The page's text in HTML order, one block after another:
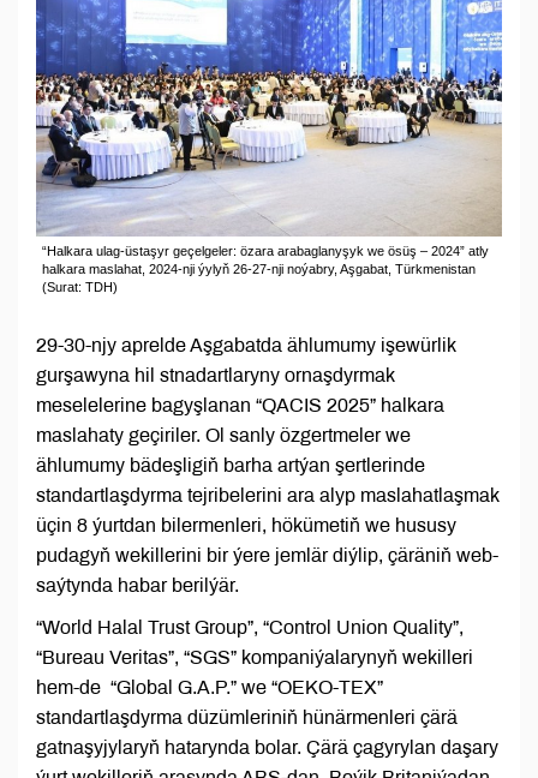
“Halkara ulag-üstaşyr geçelgeler: özara arabaglanyşyk we ösüş – 2024” atly
halkara maslahat, 2024-nji ýylyň 26-27-nji noýabry, Aşgabat, Türkmenistan
(Surat: TDH)
29-30-njy aprelde Aşgabatda ählumumy işewürlik
gurşawyna hil stnadartlaryny ornaşdyrmak
meselelerine bagyşlanan “QACIS 2025” halkara
maslahaty geçiriler. Ol sanly özgertmeler we
ählumumy bädeşligiň barha artýan şertlerinde
standartlaşdyrma tejribelerini ara alyp maslahatlaşmak
üçin 8 ýurtdan bilermenleri, hökümetiň we hususy
pudagyň wekillerini bir ýere jemlär diýlip, çäräniň web-
saýtynda habar berilýär.
“World Halal Trust Group”, “Control Union Quality”,
“Bureau Veritas”, “SGS” kompaniýalarynyň wekilleri
hem-de “Global G.A.P.” we “OEKO-TEX”
standartlaşdyrma düzümleriniň hünärmenleri çärä
gatnaşyjylaryň hatarynda bolar. Çärä çagyrylan daşary